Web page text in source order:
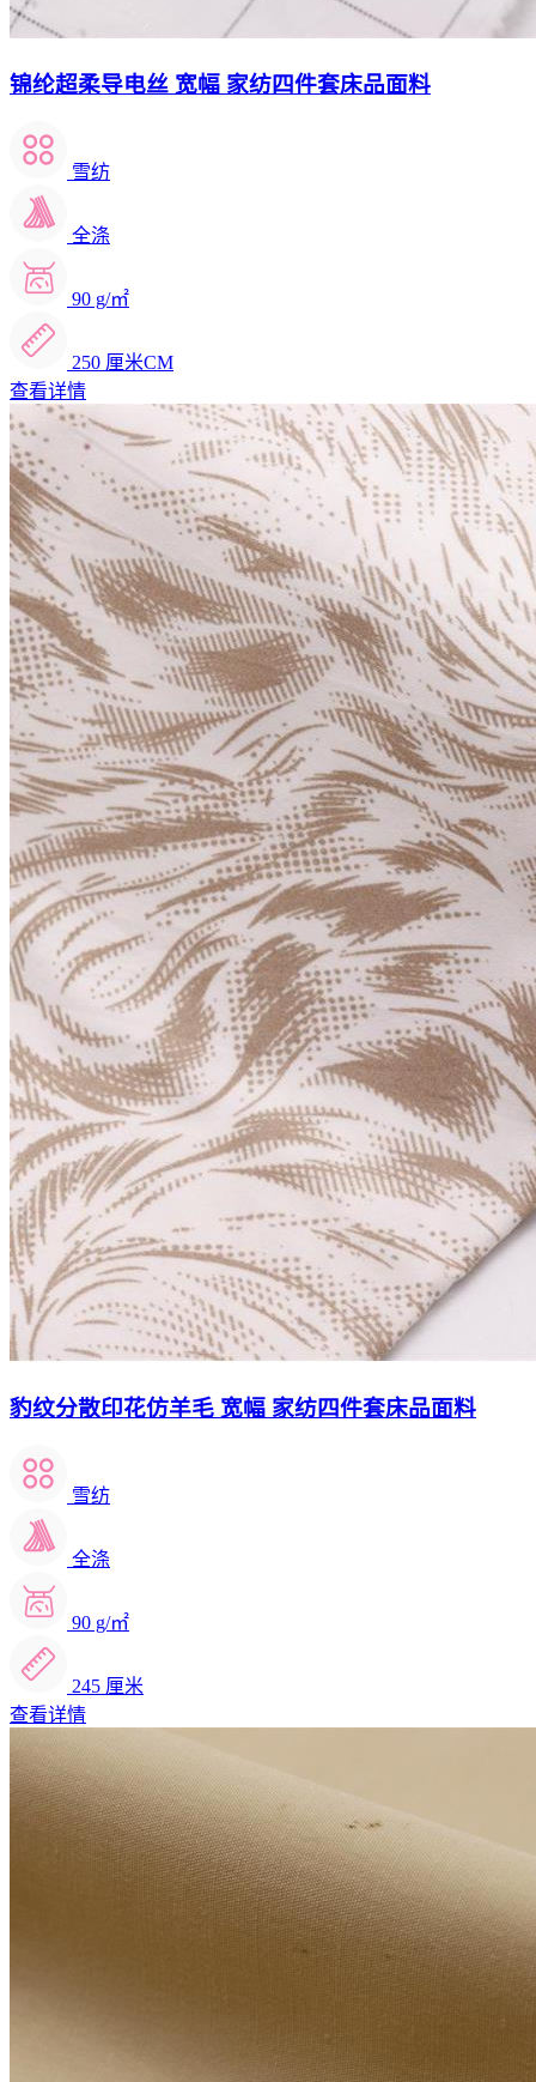
锦纶超柔导电丝 宽幅 家纺四件套床品面料
雪纺
全涤
90 g/㎡
250 厘米CM
查看详情
豹纹分散印花仿羊毛 宽幅 家纺四件套床品面料
雪纺
全涤
90 g/㎡
245 厘米
查看详情